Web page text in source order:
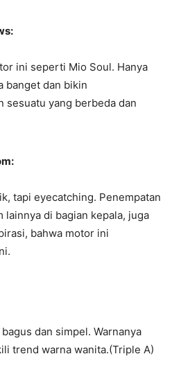
ini seperti Mio Soul. Hanya
banget dan bikin
sesuatu yang berbeda dan
tapi eyecatching. Penempatan
lainnya di bagian kepala, juga
bahwa motor ini
dan simpel. Warnanya
trend warna wanita.(Triple A)